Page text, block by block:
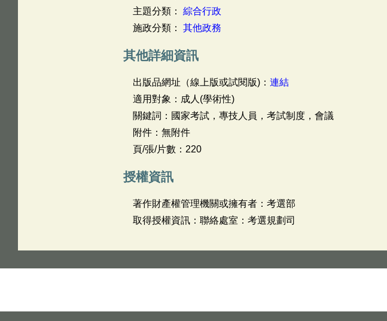
主題分類： 綜合行政
施政分類： 其他政務
其他詳細資訊
出版品網址（線上版或試閱版)： 連結
適用對象：成人(學術性)
關鍵詞：國家考試，專技人員，考試制度，會議
附件：無附件
頁/張/片數：220
授權資訊
著作財產權管理機關或擁有者：考選部
取得授權資訊：聯絡處室：考選規劃司